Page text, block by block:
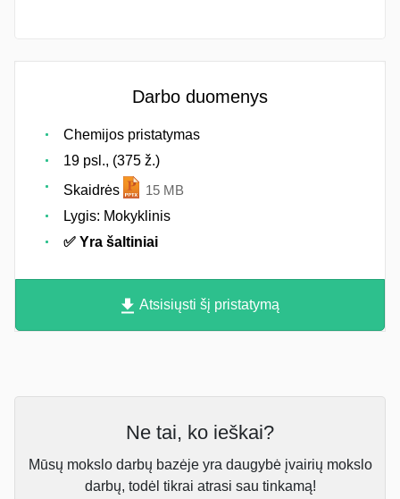
Darbo duomenys
Chemijos pristatymas
19 psl., (375 ž.)
Skaidrės
15 MB
Lygis: Mokyklinis
✅ Yra šaltiniai
Atsisiųsti šį pristatymą
Ne tai, ko ieškai?
Mūsų mokslo darbų bazėje yra daugybė įvairių mokslo
darbų, todėl tikrai atrasi sau tinkamą!